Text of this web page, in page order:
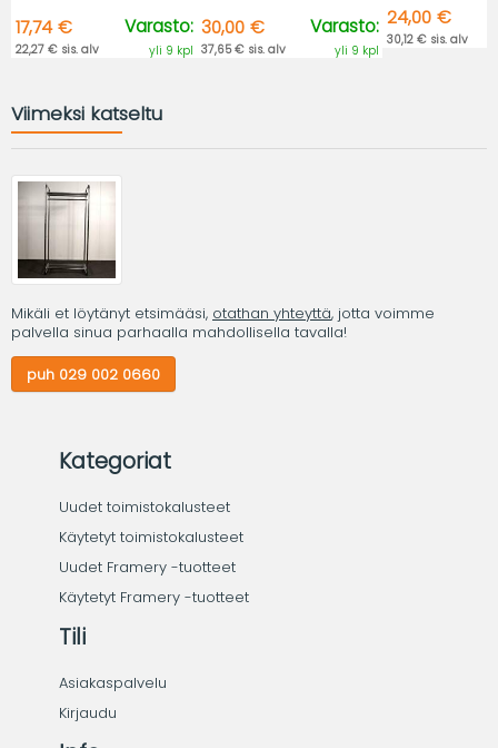
17,74 €
22,27 € sis. alv
Varasto:
yli 9 kpl
30,00 €
37,65 € sis. alv
Varasto:
yli 9 kpl
24,00 €
30,12 € sis. alv
Viimeksi katseltu
Mikäli et löytänyt etsimääsi, otathan yhteyttä, jotta voimme
palvella sinua parhaalla mahdollisella tavalla!
puh 029 002 0660
Kategoriat
Uudet toimistokalusteet
Käytetyt toimistokalusteet
Uudet Framery -tuotteet
Käytetyt Framery -tuotteet
Tili
Asiakaspalvelu
Kirjaudu